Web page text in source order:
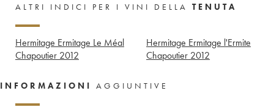
ALTRI INDICI PER I VINI DELLA TENUTA
Hermitage Ermitage Le Méal
Chapoutier 2012
Hermitage Ermitage l'Ermite
Chapoutier 2012
INFORMAZIONI AGGIUNTIVE